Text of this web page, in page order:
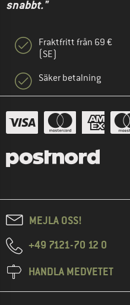
snabbt."
Fraktfritt från 69 €
(SE)
Säker betalning
MEJLA OSS!
+49 7121-70 12 0
HANDLA MEDVETET